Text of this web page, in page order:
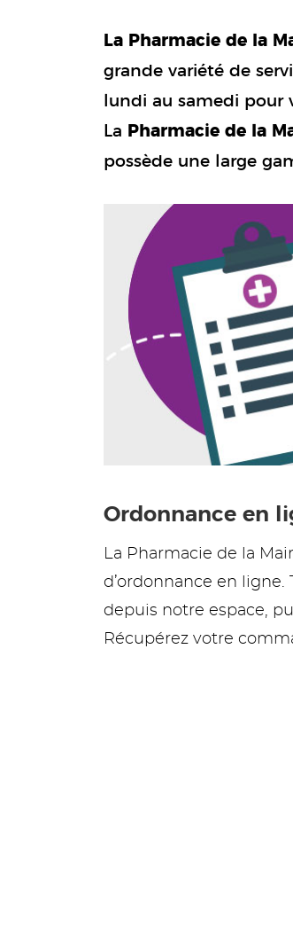
La Pharmacie de la
grande variété de
lundi au samedi pour
La Pharmacie de la
possède une large
Ordonnance en
La Pharmacie de la
d’ordonnance en
depuis notre espace,
Récupérez votre